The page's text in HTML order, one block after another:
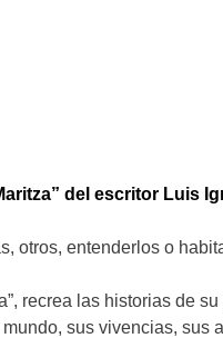
del escritor Luis
otros, entenderlos o
recrea las historias de
sus vivencias, sus